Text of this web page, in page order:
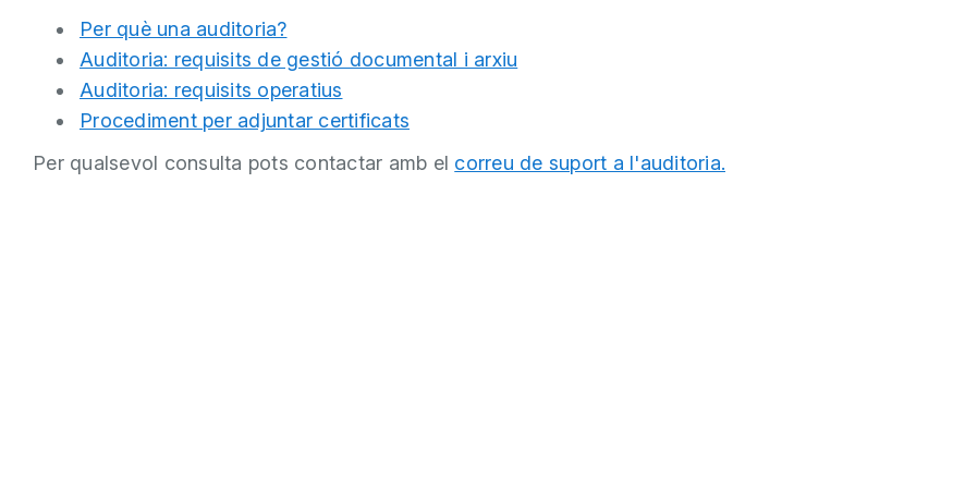
Per què una auditoria?
Auditoria: requisits de gestió documental i arxiu
Auditoria: requisits operatius
Procediment per adjuntar certificats
Per qualsevol consulta pots contactar amb el correu de suport a l'auditoria.